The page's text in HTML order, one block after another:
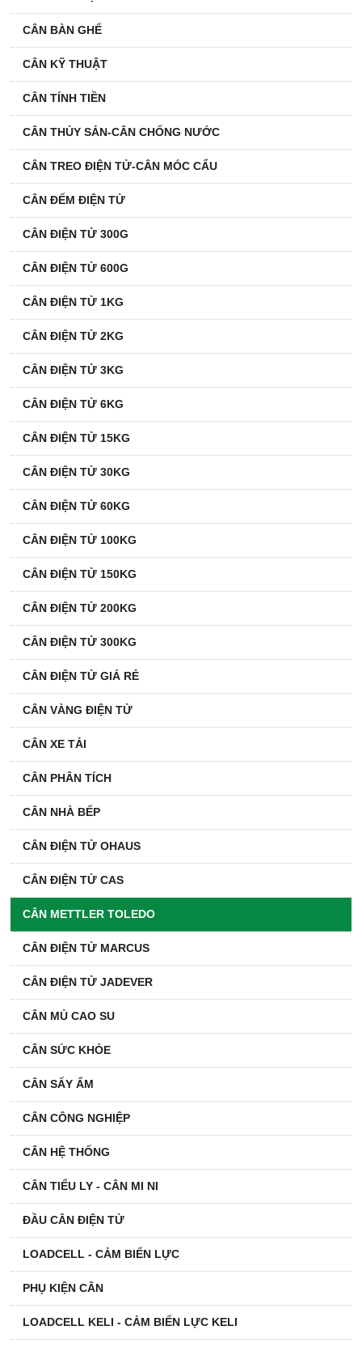
CÂN BÀN GHẾ
CÂN KỸ THUẬT
CÂN TÍNH TIỀN
CÂN THỦY SẢN-CÂN CHỐNG NƯỚC
CÂN TREO ĐIỆN TỬ-CÂN MÓC CẨU
CÂN ĐẾM ĐIỆN TỬ
CÂN ĐIỆN TỬ 300G
CÂN ĐIỆN TỬ 600G
CÂN ĐIỆN TỬ 1KG
CÂN ĐIỆN TỬ 2KG
CÂN ĐIỆN TỬ 3KG
CÂN ĐIỆN TỬ 6KG
CÂN ĐIỆN TỬ 15KG
CÂN ĐIỆN TỬ 30KG
CÂN ĐIỆN TỬ 60KG
CÂN ĐIỆN TỬ 100KG
CÂN ĐIỆN TỬ 150KG
CÂN ĐIỆN TỬ 200KG
CÂN ĐIỆN TỬ 300KG
CÂN ĐIỆN TỬ GIÁ RẺ
CÂN VÀNG ĐIỆN TỬ
CÂN XE TẢI
CÂN PHÂN TÍCH
CÂN NHÀ BẾP
CÂN ĐIỆN TỬ OHAUS
CÂN ĐIỆN TỬ CAS
CÂN METTLER TOLEDO
CÂN ĐIỆN TỬ MARCUS
CÂN ĐIỆN TỬ JADEVER
CÂN MỦ CAO SU
CÂN SỨC KHỎE
CÂN SẤY ẨM
CÂN CÔNG NGHIỆP
CÂN HỆ THỐNG
CÂN TIỂU LY - CÂN MI NI
ĐẦU CÂN ĐIỆN TỬ
LOADCELL - CẢM BIẾN LỰC
PHỤ KIỆN CÂN
LOADCELL KELI - CẢM BIẾN LỰC KELI